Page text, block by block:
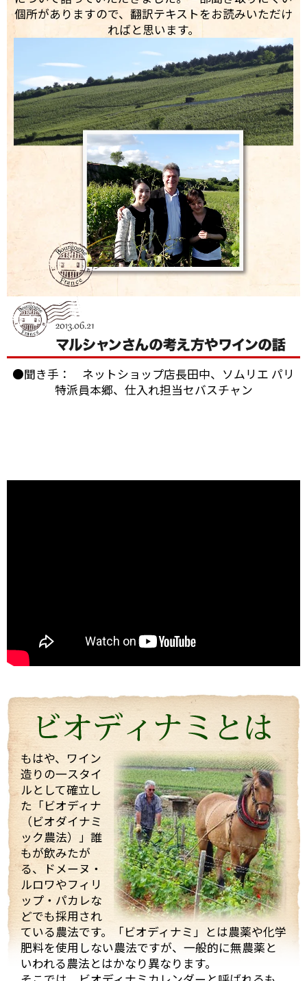
個所がありますので、翻訳テキストをお読みいただけ
ればと思います。
●聞き手： ネットショップ店長田中、ソムリエ パリ
特派員本郷、仕入れ担当セバスチャン
もはや、ワイン
造りの一スタイ
ルとして確立し
た「ビオディナ
（ビオダイナミ
ック農法）」誰
もが飲みたが
る、ドメーヌ・
ルロワやフィリ
ップ・パカレな
どでも採用され
ている農法です。「ビオディナミ」とは農薬や化学
肥料を使用しない農法ですが、一般的に無農薬と
いわれる農法とはかなり異なります。